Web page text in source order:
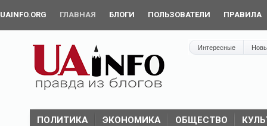
UAINFO.ORG ГЛАВНАЯ БЛОГИ ПОЛЬЗОВАТЕЛИ ПРАВИЛА
Интересные
ПОЛИТИКА ЭКОНОМИКА ОБЩЕСТВО